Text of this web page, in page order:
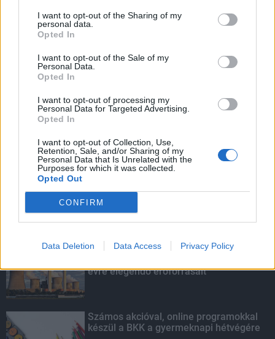
I want to opt-out of the Sharing of my
personal data.
Opted In
I want to opt-out of the Sale of my
Personal Data.
Opted In
I want to opt-out of processing my
Personal Data for Targeted Advertising.
Opted In
I want to opt-out of Collection, Use,
Retention, Sale, and/or Sharing of my
Personal Data that Is Unrelated with the
Purposes for which it was collected.
Opted Out
CONFIRM
Data Deletion Data Access Privacy Policy
HIRDETÉS
HIRDETÉS
HIRDETÉS
LEGOLVASOTTABB
vehet a növényzet korai fejlődése
Túlfogyasztás napja - július 30-ra
évre elegendő erőforrásait
Számos akcióval, online programokkal
készül a BKK a gyermeknapi hétvégére